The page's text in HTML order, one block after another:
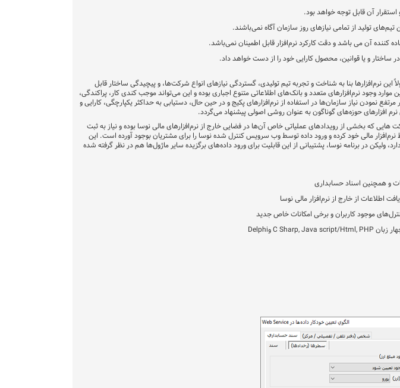
آن قابل توجه خواهد بود.
تولید از تمامی نیاز‌های روز سازمان آگاه نمی‌باشند.
آن می باشد و دقت کارکرد نرم‌افزار قابل اطمینان نمی‌باشد.
ساختار و یا قوانین، محصول کارایی خود را از دست خواهد داد.
نرم‌افزارها بنا به شناخت و تجربه تیم تولیدی، گستردگی نیازهای انواع شرکت‌ها، و پیچیدگی ساختار قابل
وجود نرم‌افزارهای متعدد و بانک‌های اطلاعاتی متنوع اجباری بوده و این می‌تواند موجب کندی کار، پراکندگی،
نمودن نیاز سازمان‌ها در استفاده از نرم‌افزارهای پکیج و در حین حال، دستیابی به حداکثر یکپارچگی، کارایی و
افزارهای حوزه‌های گوناگون به عنوان روشی اصولی پیشنهاد می‌گردد.
که بخشی از رویدادهای عملیاتی خاص آن‌ها در فضایی خارج از نرم‌افزارهای مالی نوسا بوده و نیاز به ثبت
نرم‌افزار مالی خود کرده و ورود داده توسط وب سرویس کنترل شده نوسا را برای مشتریان بوجود آورده است. این
ولیکن در برنامه نوسا، پشتیبانی از این قابلیت برای ورود داده‌های برگزیده سایر ماژول‌ها هم در نظر گرفته شده
و همچنین اسناد حسابداری
اطلاعات از خارج از نرم‌افزار مالی نوسا
موجود کاربران و برخی امکانات خاص جدید
زبان C Sharp, Java script/Html, PHPوDelphi